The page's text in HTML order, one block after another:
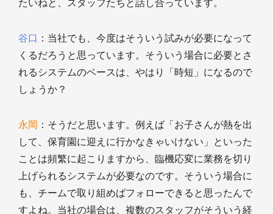
たいねと、スタッフたちと話し合っています。
谷口 ：当社でも、今度はそういう試みが必要になって
くるだろうと思っています。そういう場合に必要とさ
れるシステムのベースは、やはり「時短」になるので
しょうか？
永岡 ：そうだと思います。例えば「お子さんが熱を出
して、保育園に迎えに行かなきゃいけない」といった
ことは頻繁に起こりますから、臨機応変に業務を切り
上げられるシステムが必要なのです。そういう場合に
も、チームで取り組めばフォローできると思ったんで
すよね。当社の場合は、複数のスタッフがそういう経